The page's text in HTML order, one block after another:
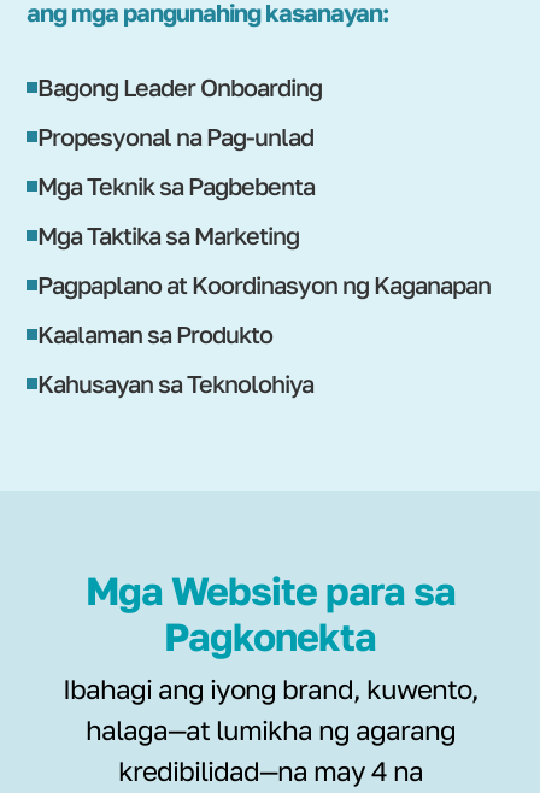
ang mga pangunahing kasanayan:
Bagong Leader Onboarding
Propesyonal na Pag-unlad
Mga Teknik sa Pagbebenta
Mga Taktika sa Marketing
Pagpaplano at Koordinasyon ng Kaganapan
Kaalaman sa Produkto
Kahusayan sa Teknolohiya
Mga Website para sa
Pagkonekta
Ibahagi ang iyong brand, kuwento,
halaga—at lumikha ng agarang
kredibilidad—na may 4 na